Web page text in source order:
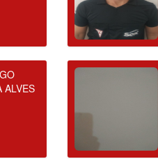
ALVES